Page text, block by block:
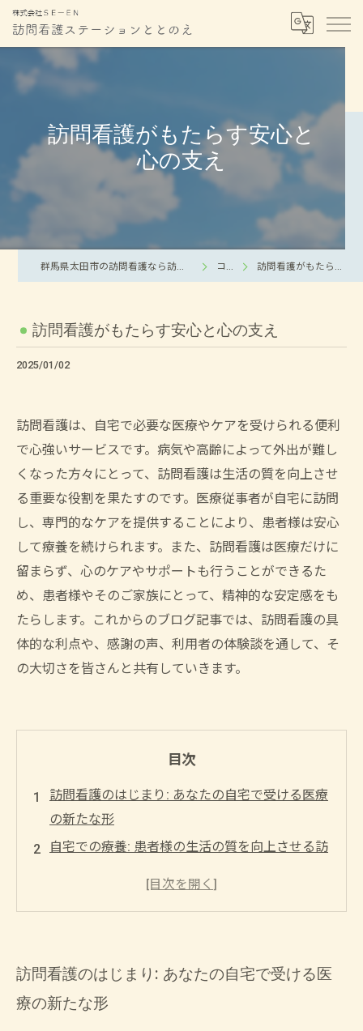
訪問看護がもたらす安心と
心の支え
群馬県太田市の訪問看護なら訪問看護ステーションととのえ コラム 訪問看護がもたらす安心と心の支え
訪問看護がもたらす安心と心の支え
2025/01/02
訪問看護は、自宅で必要な医療やケアを受けられる便利
で心強いサービスです。病気や高齢によって外出が難し
くなった方々にとって、訪問看護は生活の質を向上させ
る重要な役割を果たすのです。医療従事者が自宅に訪問
し、専門的なケアを提供することにより、患者様は安心
して療養を続けられます。また、訪問看護は医療だけに
留まらず、心のケアやサポートも行うことができるた
め、患者様やそのご家族にとって、精神的な安定感をも
たらします。これからのブログ記事では、訪問看護の具
体的な利点や、感謝の声、利用者の体験談を通して、そ
の大切さを皆さんと共有していきます。
目次
訪問看護のはじまり: あなたの自宅で受ける医療
の新たな形
自宅での療養: 患者様の生活の質を向上させる訪
う
訪問看護のはじまり: あなたの自宅で受ける医
療の新たな形